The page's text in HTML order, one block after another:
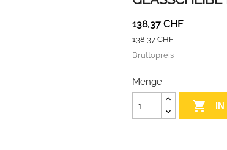
138,37 CHF
138,37 CHF
Bruttopreis
Menge
 IN